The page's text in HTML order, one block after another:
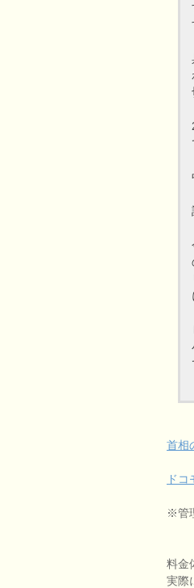
首相
ド
※管
料金
実際